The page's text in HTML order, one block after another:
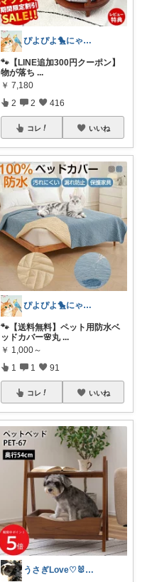
ぴよぴよ🐤にゃんにゃん🐾カニ金魚
🐾【LINE追加300円クーポン】
物が落ち ...
￥ 7,180
2 2 416
コレ いいね
ぴよぴよ🐤にゃんにゃん🐾カニ金魚
🐾【送料無料】ペット用防水ベ
ッドカバー🌸丸 ...
￥ 1,000～
1 1 91
コレ いいね
うさぎLove♡🐰みーちゃん🐰